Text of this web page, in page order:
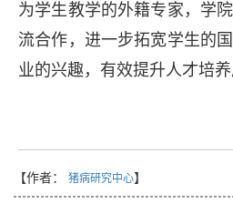
为学生教学的外籍专家，学
流合作，进一步拓宽学生的
业的兴趣，有效提升人才培养
【作者： 猪病研究中心】